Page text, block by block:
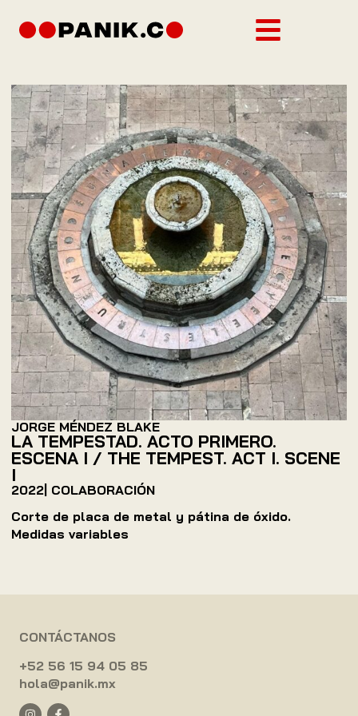
JORGE MÉNDEZ BLAKE
LA TEMPESTAD. ACTO PRIMERO.
ESCENA I / THE TEMPEST. ACT I. SCENE
I
2022 | COLABORACIÓN
Corte de placa de metal y pátina de óxido.
Medidas variables
CONTÁCTANOS
+52 56 15 94 05 85
hola@panik.mx